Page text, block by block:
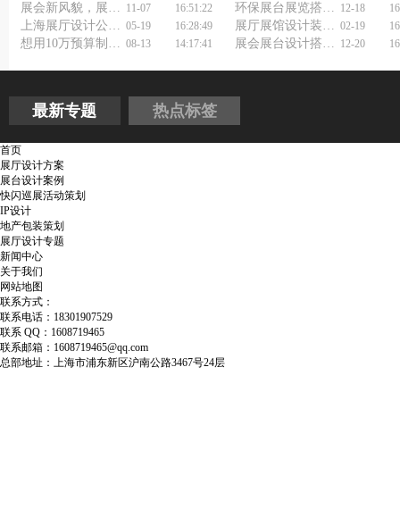
展会新风貌，展台展览布展搭建工厂打造视觉盛宴 11-07 16:51:22 环保展台展览搭建：为企业注入绿色生命力 12-18
上海展厅设计公司如何用空间设计装修留住人心？ 05-19 16:28:49 展厅展馆设计装修技巧 02-19
想用10万预算制造百万级传播？快闪活动策划公司秘籍在此! 08-13 14:17:41 展会展台设计搭建公司：一站式服务，让您无忧参展 12-20
最新专题 热点标签
首页
展厅设计方案
展台设计案例
快闪巡展活动策划
IP设计
地产包装策划
展厅设计专题
新闻中心
关于我们
网站地图
联系方式：
联系电话：18301907529
联系 QQ：1608719465
联系邮箱：1608719465@qq.com
总部地址：上海市浦东新区沪南公路3467号24层